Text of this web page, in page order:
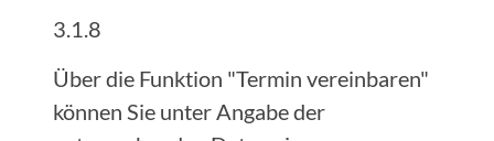
3.1.8
Über die Funktion "Termin vereinbaren"
können Sie unter Angabe der